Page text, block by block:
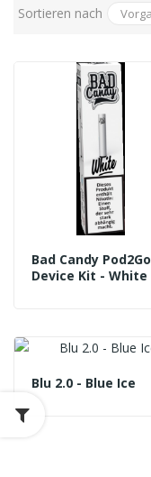
Sortieren nach
Bad Candy Pod2Go
Device Kit - White
Blu 2.0 - Blue Ice